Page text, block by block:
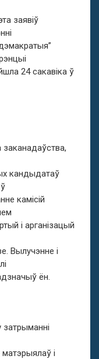
заявіў
24 сакавіка ў
кандыдатаў
камісій
і арганізацый
Вылучэнне і
ён.
затрыманні
і